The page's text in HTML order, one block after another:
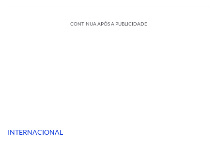
CONTINUA APÓS A PUBLICIDADE
INTERNACIONAL